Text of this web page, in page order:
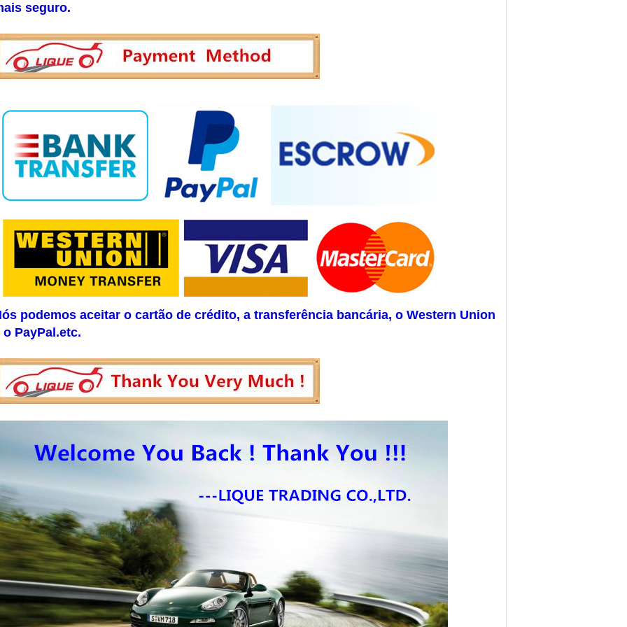
seguro.
podemos aceitar o cartão de crédito, a transferência bancária, o Western Union
o PayPal.etc.